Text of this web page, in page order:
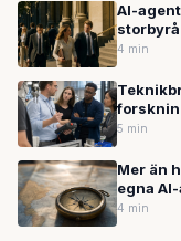
AI-
4 min
når
5 min
Mer än
egna
4 min